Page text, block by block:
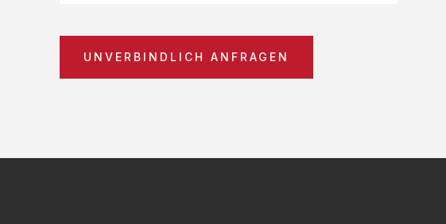
UNVERBINDLICH ANFRAGEN